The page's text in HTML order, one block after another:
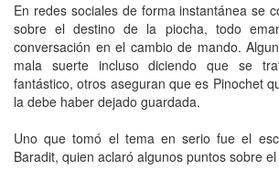
En redes sociales de forma instantánea se
sobre el destino de la piocha, todo
conversación en el cambio de mando.
mala suerte incluso diciendo que se
fantástico, otros aseguran que es Pinochet
la debe haber dejado guardada.
Uno que tomó el tema en serio fue el
Baradit, quien aclaró algunos puntos sobre